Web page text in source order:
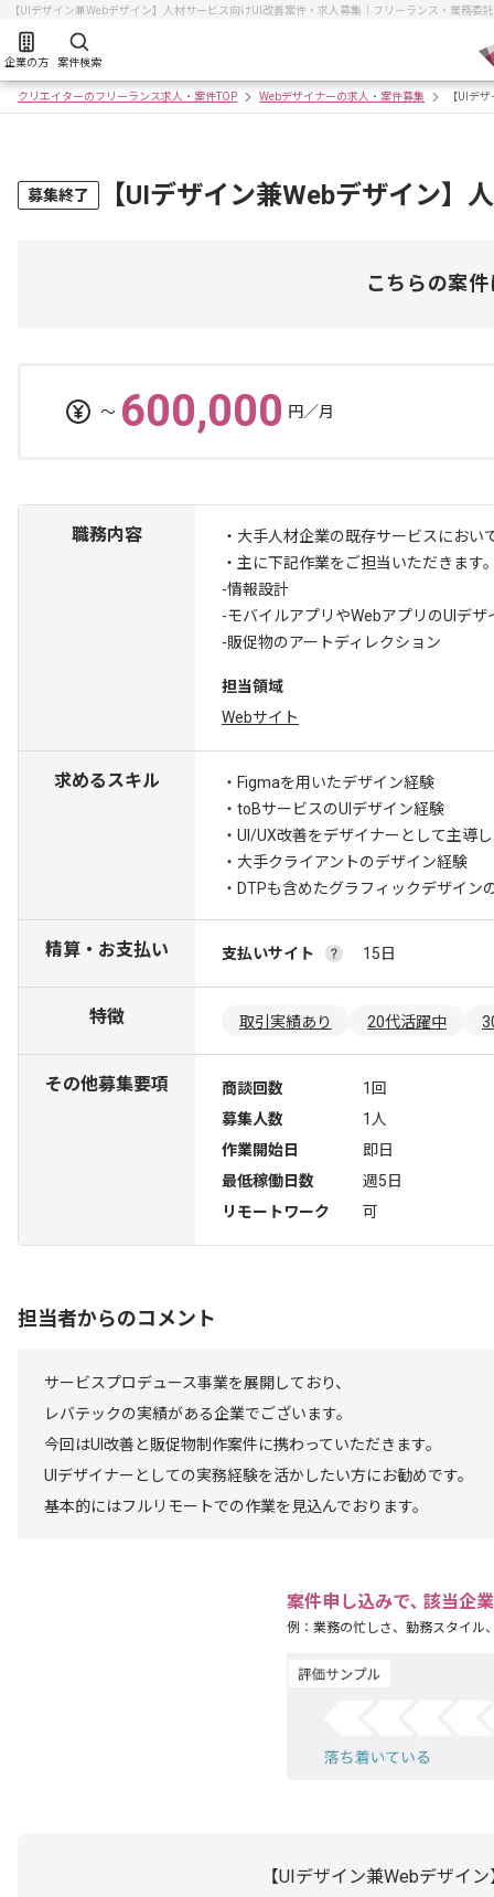
【UIデザイン兼Webデザイン】人材サービス向けUI改善案件・求人募集｜フリーランス・業務委
企業の方 案件検索
クリエイターのフリーランス求人・案件TOP Webデザイナーの求人・案件募集 【UIデ
募集終了 【UIデザイン兼Webデザイン】
こちらの案
〜 600,000 円／月
職務内容
・大手人材企業の既存サービスにお
・主に下記作業をご担当いただきます
-情報設計
-モバイルアプリやWebアプリのUIデザ
-販促物のアートディレクション
担当領域
Webサイト
求めるスキル
・Figmaを用いたデザイン経験
・toBサービスのUIデザイン経験
・UI/UX改善をデザイナーとして主導
・大手クライアントのデザイン経験
・DTPも含めたグラフィックデザイン
精算・お支払い 支払いサイト 15日
特徴 取引実績あり 20代活躍中
その他募集要項 商談回数
1回
募集人数
1人
作業開始日
即日
最低稼働日数
週5日
リモートワーク
可
担当者からのコメント
サービスプロデュース事業を展開しており、
レバテックの実績がある企業でございます。
今回はUI改善と販促物制作案件に携わっていただきます。
UIデザイナーとしての実務経験を活かしたい方にお勧めです。
基本的にはフルリモートでの作業を見込んでおります。
案件申し込みで､ 該当企
例：業務の忙しさ、勤務スタイル
【UIデザイン兼Webデザイ